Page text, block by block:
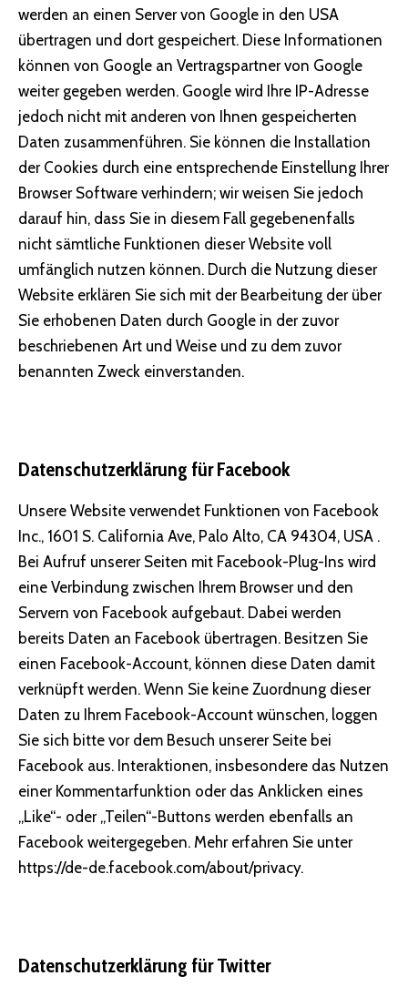
werden an einen Server von Google in den USA
übertragen und dort gespeichert. Diese Informationen
können von Google an Vertragspartner von Google
weiter gegeben werden. Google wird Ihre IP-Adresse
jedoch nicht mit anderen von Ihnen gespeicherten
Daten zusammenführen. Sie können die Installation
der Cookies durch eine entsprechende Einstellung Ihrer
Browser Software verhindern; wir weisen Sie jedoch
darauf hin, dass Sie in diesem Fall gegebenenfalls
nicht sämtliche Funktionen dieser Website voll
umfänglich nutzen können. Durch die Nutzung dieser
Website erklären Sie sich mit der Bearbeitung der über
Sie erhobenen Daten durch Google in der zuvor
beschriebenen Art und Weise und zu dem zuvor
benannten Zweck einverstanden.
Datenschutzerklärung für Facebook
Unsere Website verwendet Funktionen von Facebook
Inc., 1601 S. California Ave, Palo Alto, CA 94304, USA .
Bei Aufruf unserer Seiten mit Facebook-Plug-Ins wird
eine Verbindung zwischen Ihrem Browser und den
Servern von Facebook aufgebaut. Dabei werden
bereits Daten an Facebook übertragen. Besitzen Sie
einen Facebook-Account, können diese Daten damit
verknüpft werden. Wenn Sie keine Zuordnung dieser
Daten zu Ihrem Facebook-Account wünschen, loggen
Sie sich bitte vor dem Besuch unserer Seite bei
Facebook aus. Interaktionen, insbesondere das Nutzen
einer Kommentarfunktion oder das Anklicken eines
„Like“- oder „Teilen“-Buttons werden ebenfalls an
Facebook weitergegeben. Mehr erfahren Sie unter
https://de-de.facebook.com/about/privacy.
Datenschutzerklärung für Twitter